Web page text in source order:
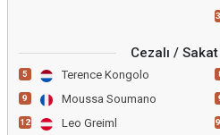
Cezalı /
5 Terence Kongolo
9 Moussa Soumano
12 Leo Greiml